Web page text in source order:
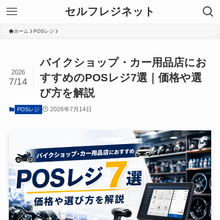
セルフレジネット
ホーム POSレジ
バイクショップ・カー用品店にお
すすめのPOSレジ7選｜価格や選
び方を解説
2026
7/14
POSレジ 2026年7月14日